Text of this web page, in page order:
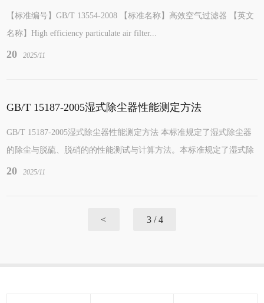
【标准编号】GB/T 13554-2008 【标准名称】高效空气过滤器 【英文
名称】High efficiency particulate air filter...
20 2025/11
GB/T 15187-2005湿式除尘器性能测定方法
GB/T 15187-2005湿式除尘器性能测定方法 本标准规定了湿式除尘器
的除尘与脱硫、脱硝的的性能测试与计算方法。本标准规定了湿式除
尘器在除尘系统中运行时的...
20 2025/11
< 3 / 4